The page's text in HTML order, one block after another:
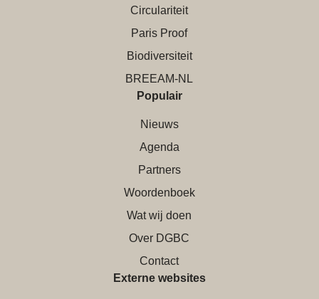
Circulariteit
Paris Proof
Biodiversiteit
BREEAM-NL
Populair
Nieuws
Agenda
Partners
Woordenboek
Wat wij doen
Over DGBC
Contact
Externe websites